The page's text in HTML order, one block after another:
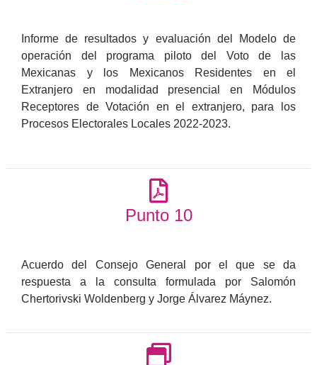
Informe de resultados y evaluación del Modelo de
operación del programa piloto del Voto de las
Mexicanas y los Mexicanos Residentes en el
Extranjero en modalidad presencial en Módulos
Receptores de Votación en el extranjero, para los
Procesos Electorales Locales 2022-2023.
Punto 10
Acuerdo del Consejo General por el que se da
respuesta a la consulta formulada por Salomón
Chertorivski Woldenberg y Jorge Álvarez Máynez.